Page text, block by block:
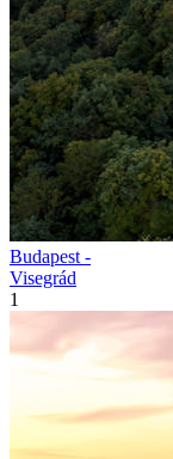
Budapest -
Visegrád
1